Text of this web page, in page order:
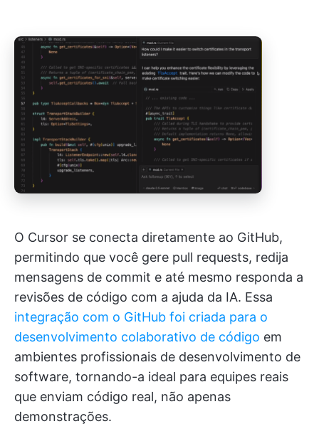
O Cursor se conecta diretamente ao GitHub,
permitindo que você gere pull requests, redija
mensagens de commit e até mesmo responda a
revisões de código com a ajuda da IA. Essa
integração com o GitHub foi criada para o
desenvolvimento colaborativo de código em
ambientes profissionais de desenvolvimento de
software, tornando-a ideal para equipes reais
que enviam código real, não apenas
demonstrações.